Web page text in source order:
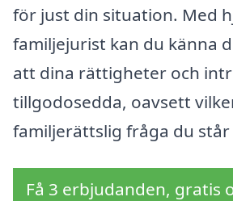
för just din situation. Med
familjejurist kan du känna
att dina rättigheter och
tillgodosedda, oavsett
familjerättslig fråga du står
Få 3 erbjudanden, gratis